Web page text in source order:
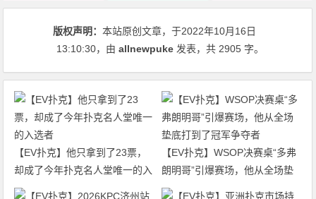
版权声明：本站原创文章，于2022年10月16日
13:10:30，由allnewpuke 发表，共 2905 字。
【EV扑克】他只拿到了23票，
却成了今年扑克名人堂唯一的入
选者
【EV扑克】WSOP决赛桌“多弗
朗明哥”引爆赛场，他从全场垫
底打到了冠军争夺者